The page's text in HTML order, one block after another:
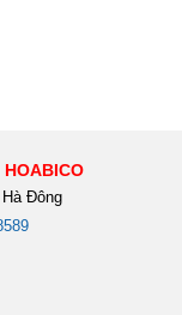
Đông